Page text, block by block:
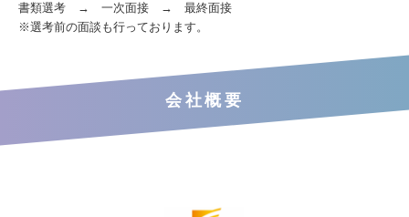
書類選考 → 一次面接 → 最終面接
※選考前の面談も行っております。
会社概要